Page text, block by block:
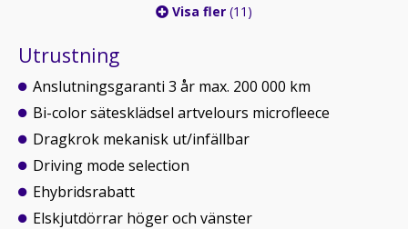
Visa fler (11)
Utrustning
Anslutningsgaranti 3 år max. 200 000 km
Bi-color sätesklädsel artvelours microfleece
Dragkrok mekanisk ut/infällbar
Driving mode selection
Ehybridsrabatt
Elskjutdörrar höger och vänster